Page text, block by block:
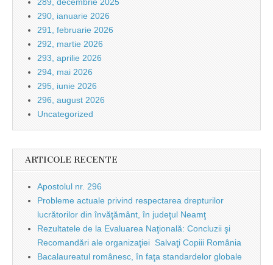
289, decembrie 2025
290, ianuarie 2026
291, februarie 2026
292, martie 2026
293, aprilie 2026
294, mai 2026
295, iunie 2026
296, august 2026
Uncategorized
ARTICOLE RECENTE
Apostolul nr. 296
Probleme actuale privind respectarea drepturilor
lucrătorilor din învăţământ, în judeţul Neamţ
Rezultatele de la Evaluarea Naţională: Concluzii şi
Recomandări ale organizaţiei Salvaţi Copiii România
Bacalaureatul românesc, în faţa standardelor globale